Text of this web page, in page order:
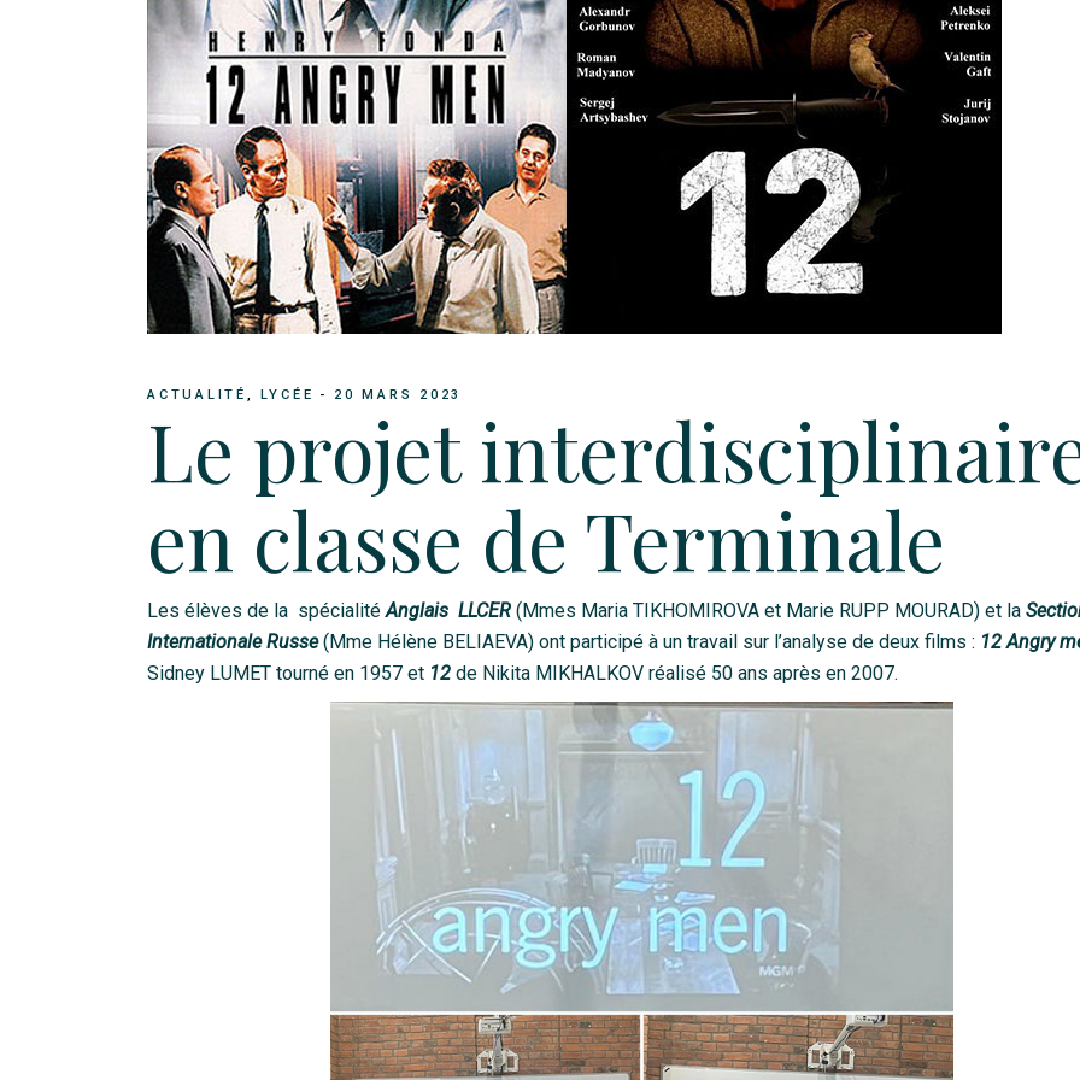
ACTUALITÉ LYCÉE 20 MARS 2023
Le projet
en classe de Terminale
Les élèves de la spécialitéAnglais LLCER (Mmes Maria TIKHOMIROVA et Marie RUPP MOURAD) et la
Internationale Russe(Mme Hélène BELIAEVA) ont participé à un travail sur l’analyse de deux films : 12 Angry
Sidney LUMET tourné en 1957 et 12 de Nikita MIKHALKOV réalisé 50 ans après en 2007.